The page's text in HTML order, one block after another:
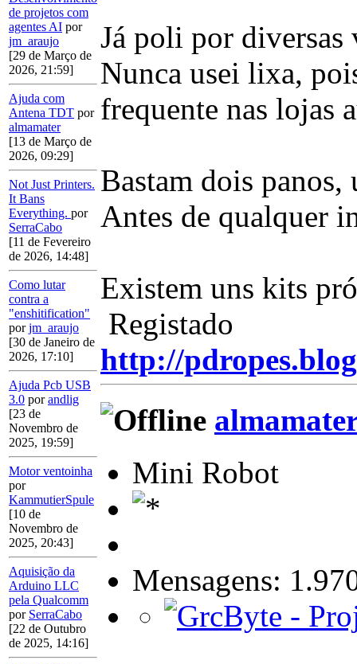
de projetos com
agentes AI por
jm_araujo
[29 de Março de
2026, 21:59]
Ajuda com
Antena TDT por
almamater
[13 de Março de
2026, 09:29]
Not Just Printers.
It Bans
Everything. por
SerraCabo
[11 de Fevereiro
de 2026, 14:48]
Como lutar
contra a
"enshitification"
porjm_araujo
[30 de Janeiro de
2026, 17:10]
Ajuda Pcb USB
3.0 porandlig
[23 de
Novembro de
2025, 19:59]
Motor ventoinha
por
KammutierSpule
[10 de
Novembro de
2025, 20:43]
Aquisição da
Arduino LLC
pela Qualcomm
por SerraCabo
[22 de Outubro
de 2025, 14:16]
Já poli por diversas
Nunca usei lixa,
frequente nas lojas
Bastam dois
Antes de qualquer
Existem uns kits
Registado
http://
Mini Robot
Mensagens: